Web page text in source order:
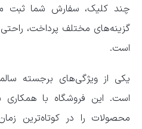
چند کلیک، سفارش شما ثبت
گزینه‌های مختلف پرداخت، راحتی
است.
یکی از ویژگی‌های برجسته
است. این فروشگاه با
محصولات را در کوتاه‌ترین